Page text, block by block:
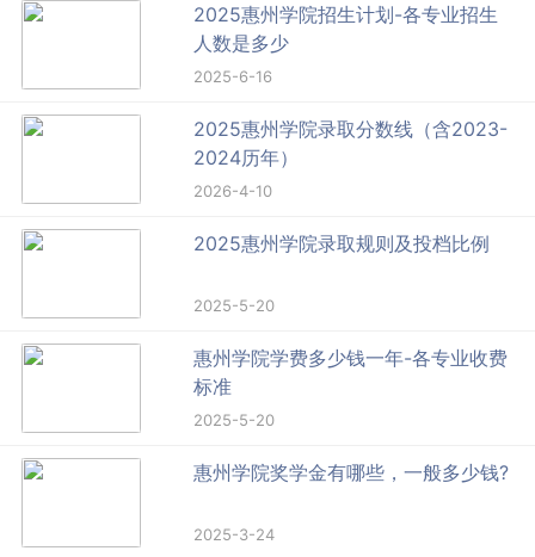
2025惠州学院招生计划-各专业招生
人数是多少
2025-6-16
2025惠州学院录取分数线（含2023-
2024历年）
2026-4-10
2025惠州学院录取规则及投档比例
2025-5-20
惠州学院学费多少钱一年-各专业收费
标准
2025-5-20
惠州学院奖学金有哪些，一般多少钱?
2025-3-24